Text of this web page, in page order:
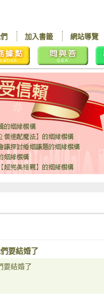
網站導覽
加入書籤
要結婚了
要結婚了